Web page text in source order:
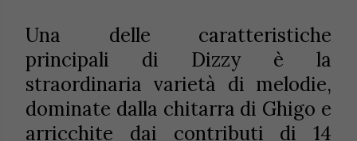
Una delle caratteristiche
principali di Dizzy è la
straordinaria varietà di melodie,
dominate dalla chitarra di Ghigo e
arricchite dai contributi di 14